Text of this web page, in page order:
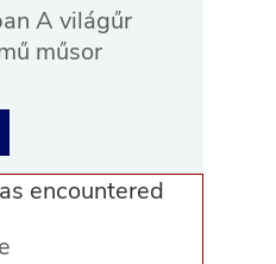
A világűr
műsor
encountered